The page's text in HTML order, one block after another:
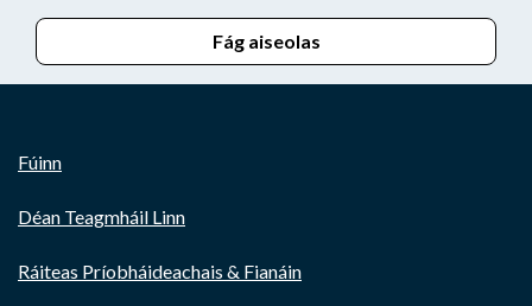
Fág aiseolas
Fúinn
Déan Teagmháil Linn
Ráiteas Príobháideachais & Fianáin